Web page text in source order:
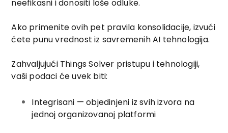
neefikasni i donositi loše odluke.
Ako primenite ovih pet pravila konsolidacije, izvući
ćete punu vrednost iz savremenih AI tehnologija.
Zahvaljujući Things Solver pristupu i tehnologiji,
vaši podaci će uvek biti:
Integrisani — objedinjeni iz svih izvora na
jednoj organizovanoj platformi